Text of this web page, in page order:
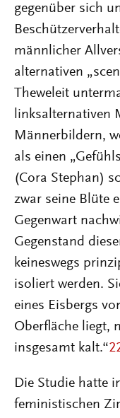
gegenüber sich
männlicher
alternativen
Theweleit
linksalternativen
Männerbildern,
als einen
(Cora Stephan)
zwar seine Blüte
Gegenwart
Gegenstand
keineswegs
isoliert werden.
eines Eisbergs
Oberfläche liegt,
insgesamt kalt.“
Die Studie hatte
feministischen